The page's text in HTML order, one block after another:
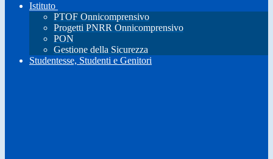
Istituto
PTOF Onnicomprensivo
Progetti PNRR Onnicomprensivo
PON
Gestione della Sicurezza
Studentesse, Studenti e Genitori